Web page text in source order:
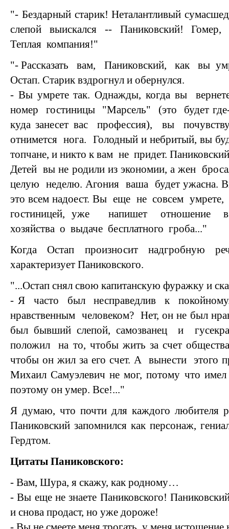
"- Бездарный старик! Неталантливый
слепой выискался -- Паниковский! Гомер,
Теплая компания!"
"- Рассказать вам, Паниковский, как вы
Остап. Старик вздрогнул и обернулся.
- Вы умрете так. Однажды, когда вы
номер гостиницы "Марсель" (это будет где-
куда занесет вас профессия), вы
отнимется нога. Голодный и небритый, вы
топчане, и никто к вам не придет.
Детей вы не родили из экономии, а жен
целую неделю. Агония ваша будет ужасна.
это всем надоест. Вы еще не совсем
гостиницей, уже напишет отношение
хозяйства о выдаче бесплатного гроба..."
Когда Остап произносит надгробную
характеризует Паниковского.
"...Остап снял свою капитанскую фуражку и
- Я часто был несправедлив к
нравственным человеком? Нет, он не был
был бывший слепой, самозванец и
положил на то, чтобы жить за счет
чтобы он жил за его счет. А вынести этого
Михаил Самуэлевич не мог, потому что
поэтому он умер. Все!..."
Я думаю, что почти для каждого любителя
Паниковский запомнился как персонаж,
Гердтом.
Цитаты Паниковского:
- Вам, Шура, я скажу, как родному…
- Вы еще не знаете Паниковского!
и снова продаст, но уже дороже!